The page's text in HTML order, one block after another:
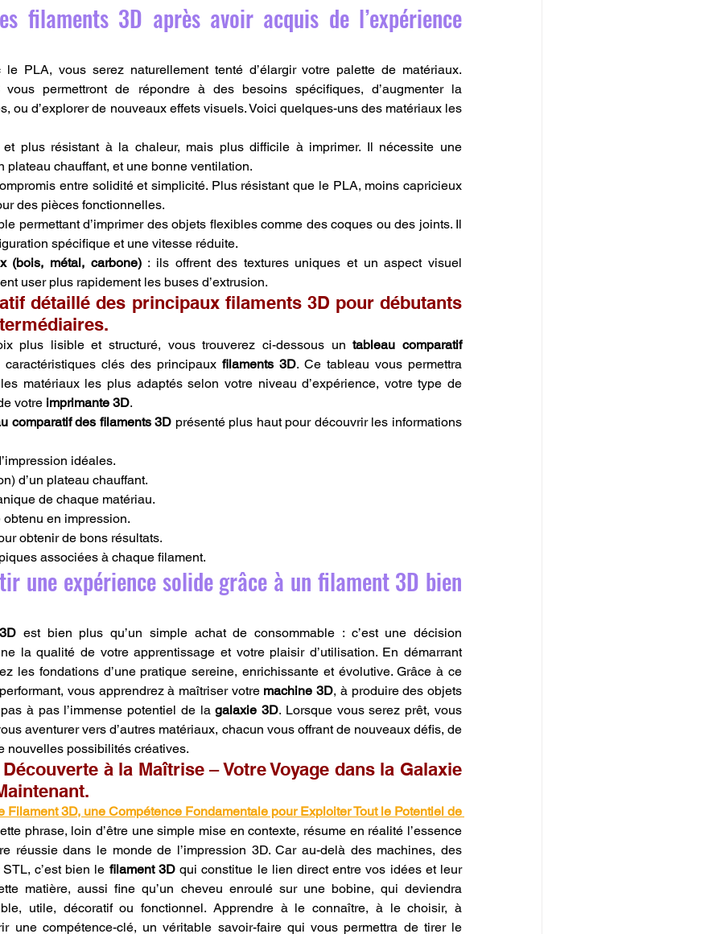
filaments 3D après avoir acquis de l’expérience
PLA, vous serez naturellement tenté d’élargir votre palette de matériaux.
vous permettront de répondre à des besoins spécifiques, d’augmenter la
ou d’explorer de nouveaux effets visuels. Voici quelques-uns des matériaux les
plus résistant à la chaleur, mais plus difficile à imprimer. Il nécessite une
plateau chauffant, et une bonne ventilation.
entre solidité et simplicité. Plus résistant que le PLA, moins capricieux
des pièces fonctionnelles.
permettant d’imprimer des objets flexibles comme des coques ou des joints. Il
spécifique et une vitesse réduite.
(bois, métal, carbone) : ils offrent des textures uniques et un aspect visuel
user plus rapidement les buses d’extrusion.
détaillé des principaux filaments 3D pour débutants
plus lisible et structuré, vous trouverez ci-dessous un tableau comparatif
clés des principaux filaments 3D. Ce tableau vous permettra
matériaux les plus adaptés selon votre niveau d’expérience, votre type de
votre imprimante 3D.
comparatif des filaments 3D présenté plus haut pour découvrir les informations
idéales.
d’un plateau chauffant.
de chaque matériau.
obtenu en impression.
obtenir de bons résultats.
associées à chaque filament.
une expérience solide grâce à un filament 3D bien
est bien plus qu’un simple achat de consommable : c’est une décision
la qualité de votre apprentissage et votre plaisir d’utilisation. En démarrant
les fondations d’une pratique sereine, enrichissante et évolutive. Grâce à ce
vous apprendrez à maîtriser votre machine 3D, à produire des objets
à pas l’immense potentiel de la galaxie 3D. Lorsque vous serez prêt, vous
aventurer vers d’autres matériaux, chacun vous offrant de nouveaux défis, de
nouvelles possibilités créatives.
à la Maîtrise – Votre Voyage dans la Galaxie
Filament 3D, une Compétence Fondamentale pour Exploiter Tout le Potentiel de
phrase, loin d’être une simple mise en contexte, résume en réalité l’essence
réussie dans le monde de l’impression 3D. Car au-delà des machines, des
c’est bien le filament 3D qui constitue le lien direct entre vos idées et leur
matière, aussi fine qu’un cheveu enroulé sur une bobine, qui deviendra
utile, décoratif ou fonctionnel. Apprendre à le connaître, à le choisir, à
une compétence-clé, un véritable savoir-faire qui vous permettra de tirer le